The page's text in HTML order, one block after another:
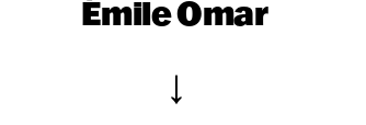
Émile Omar